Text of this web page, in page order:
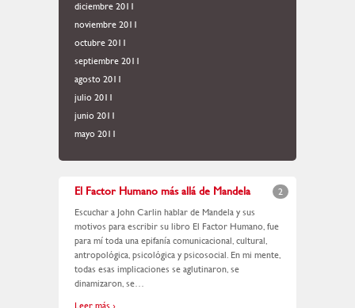
diciembre 2011
noviembre 2011
octubre 2011
septiembre 2011
agosto 2011
julio 2011
junio 2011
mayo 2011
El Factor Humano más allá de Mandela
2
Escuchar a John Carlin hablar de Mandela y sus
motivos para escribir su libro El Factor Humano, fue
para mí toda una epifanía comunicacional, cultural,
antropológica, psicológica y psicosocial. En mi mente,
todas esas implicaciones se aglutinaron, se
dinamizaron, se…
Leer más ›